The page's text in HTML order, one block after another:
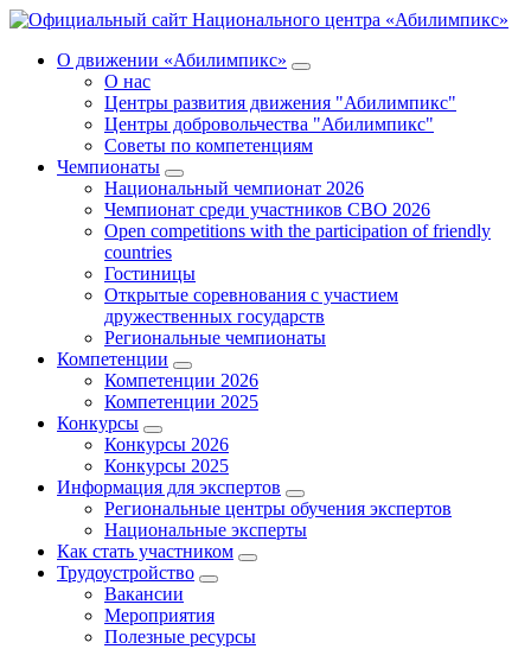
О движении «Абилимпикс»
О нас
Центры развития движения "Абилимпикс"
Центры добровольчества "Абилимпикс"
Советы по компетенциям
Чемпионаты
Национальный чемпионат 2026
Чемпионат среди участников СВО 2026
Open competitions with the participation of friendly
countries
Гостиницы
Открытые соревнования с участием
дружественных государств
Региональные чемпионаты
Компетенции
Компетенции 2026
Компетенции 2025
Конкурсы
Конкурсы 2026
Конкурсы 2025
Информация для экспертов
Региональные центры обучения экспертов
Национальные эксперты
Как стать участником
Трудоустройство
Вакансии
Мероприятия
Полезные ресурсы